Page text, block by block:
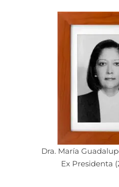
Dra. María
Ex Presidenta